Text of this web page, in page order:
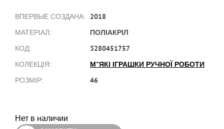
ВПЕРВЫЕ СОЗДАНА: 2018
МАТЕРІАЛ: ПОЛІАКРІЛ
КОД: 3280451757
КОЛЕКЦІЯ: М"ЯКІ ІГРАШКИ РУЧНОЇ РОБОТИ
РОЗМІР: 46
Нет в наличии